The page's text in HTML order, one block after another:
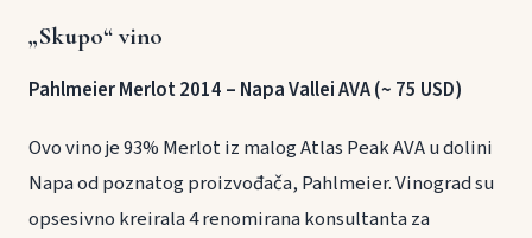
„Skupo“ vino
Pahlmeier Merlot 2014 – Napa Vallei AVA (~ 75 USD)
Ovo vino je 93% Merlot iz malog Atlas Peak AVA u dolini
Napa od poznatog proizvođača, Pahlmeier. Vinograd su
opsesivno kreirala 4 renomirana konsultanta za